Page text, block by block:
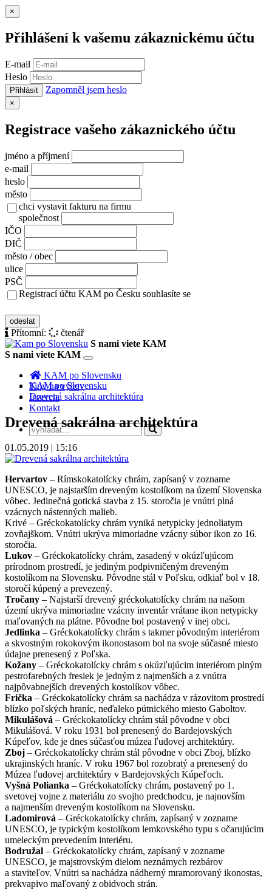
×
Přihlášení k vašemu zákaznickému účtu
E-mail
Heslo
Přihlásit Zapomněl jsem heslo
×
Registrace vašeho zákaznického účtu
jméno a příjmení
e-mail
heslo
město
chci vystavit fakturu na firmu
společnost
IČO
DIČ
město / obec
ulice
PSČ
Registrací účtu KAM po Česku souhlasíte se
odeslat
Přítomní:
čtenář
S nami viete KAM
S nami viete KAM
Toggle
navigation
KAM po Slovensku
Tipy na výlety
Inzercia
Kontakt
KAM po Slovensku
Drevená sakrálna architektúra
Drevená sakrálna architektúra
01.05.2019 | 15:16
Hervartov – Rímskokatolícky chrám, zapísaný v zozname
UNESCO, je najstarším dreveným kostolíkom na území Slovenska
vôbec. Jedinečná gotická stavba z 15. storočia je vnútri plná
vzácnych nástenných malieb.
Krivé – Gréckokatolícky chrám vyniká netypicky jednoliatym
zovňajškom. Vnútri ukrýva mimoriadne vzácny súbor ikon zo 16.
storočia.
Lukov – Gréckokatolícky chrám, zasadený v okúzľujúcom
prírodnom prostredí, je jediným podpivničeným dreveným
kostolíkom na Slovensku. Pôvodne stál v Poľsku, odkiaľ bol v 18.
storočí kúpený a prevezený.
Tročany – Najstarší drevený gréckokatolícky chrám na našom
území ukrýva mimoriadne vzácny inventár vrátane ikon netypicky
maľovaných na plátne. Pôvodne bol postavený v inej obci.
Jedlinka – Gréckokatolícky chrám s takmer pôvodným interiérom
a skvostným rokokovým ikonostasom bol na svoje súčasné miesto
údajne prenesený z Poľska.
Kožany – Gréckokatolícky chrám s okúzľujúcim interiérom plným
pestrofarebných fresiek je jedným z najmenších a z vnútra
najpôvabnejších drevených kostolíkov vôbec.
Frička – Gréckokatolícky chrám sa nachádza v rázovitom prostredí
blízko poľských hraníc, neďaleko pútnického miesto Gaboltov.
Mikulášová – Gréckokatolícky chrám stál pôvodne v obci
Mikulášová. V roku 1931 bol prenesený do Bardejovských
Kúpeľov, kde je dnes súčasťou múzea ľudovej architektúry.
Zboj – Gréckokatolícky chrám stál pôvodne v obci Zboj, blízko
ukrajinských hraníc. V roku 1967 bol rozobratý a prenesený do
Múzea ľudovej architektúry v Bardejovských Kúpeľoch.
Vyšná Polianka – Gréckokatolícky chrám, postavený po 1.
svetovej vojne z materiálu zo svojho predchodcu, je najnovším
a najmenším dreveným kostolíkom na Slovensku.
Ladomirová – Gréckokatolícky chrám, zapísaný v zozname
UNESCO, je typickým kostolíkom lemkovského typu s očarujúcim
umeleckým prevedením interiéru.
Bodružal – Gréckokatolícky chrám, zapísaný v zozname
UNESCO, je majstrovským dielom neznámych rezbárov
a staviteľov. Vnútri sa nachádza nádherný mramorovaný ikonostas,
prekvapivo maľovaný z obidvoch strán.